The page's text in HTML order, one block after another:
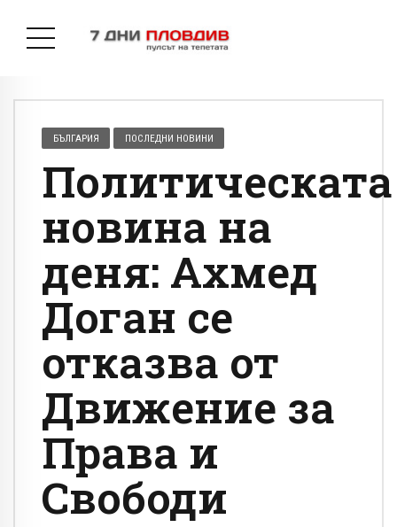
БЪЛГАРИЯ ПОСЛЕДНИ НОВИНИ
Политическата
новина на
деня: Ахмед
Доган се
отказва от
Движение за
Права и
Свободи